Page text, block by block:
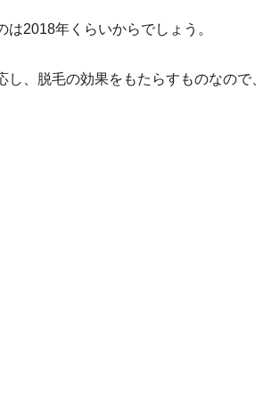
2018年くらいからでしょう。
、脱毛の効果をもたらすものなので、